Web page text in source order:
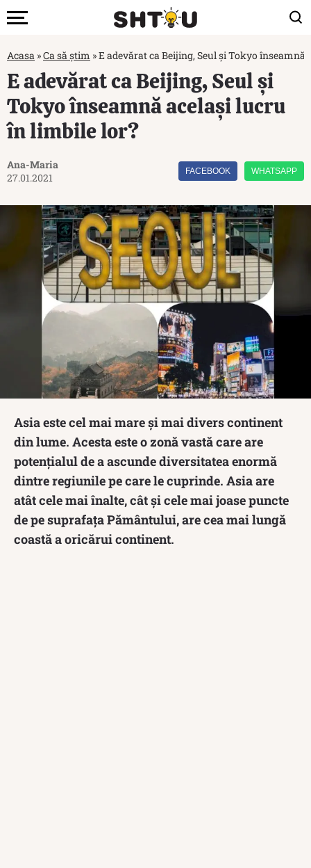
Acasa »Ca să știm »E adevărat ca Beijing, Seul și Tokyo
E adevărat ca Beijing, Seul și
Tokyo înseamnă același lucru
în limbile lor?
Ana-Maria
27.01.2021
FACEBOOK WHATSAPP
Asia este cel mai mare și mai divers continent
din lume. Acesta este o zonă vastă care are
potențialul de a ascunde diversitatea enormă
dintre regiunile pe care le cuprinde. Asia are
atât cele mai înalte, cât și cele mai joase puncte
de pe suprafața Pământului, are cea mai lungă
coastă a oricărui continent.